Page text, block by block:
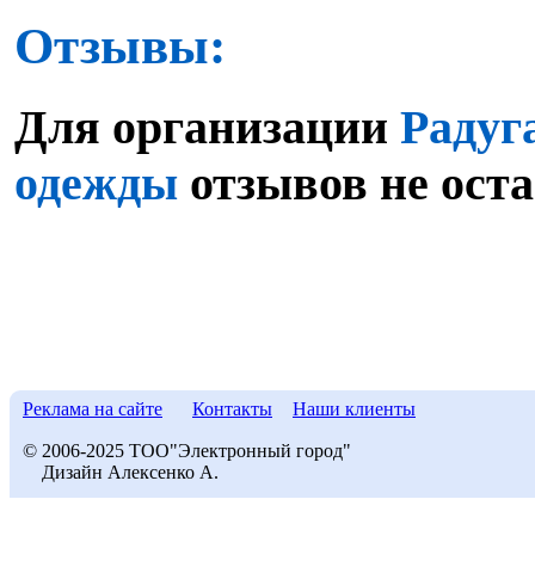
Отзывы:
Для организации
одежды отзывов не
Реклама на сайте Контакты Наши клиенты
© 2006-2025 ТОО"Электронный город"
Дизайн Алексенко А.